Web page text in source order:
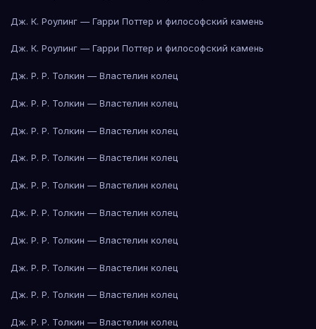
Дж. К. Роулинг — Гарри Поттер и философский камень
Дж. К. Роулинг — Гарри Поттер и философский камень
Дж. Р. Р. Толкин — Властелин колец
Дж. Р. Р. Толкин — Властелин колец
Дж. Р. Р. Толкин — Властелин колец
Дж. Р. Р. Толкин — Властелин колец
Дж. Р. Р. Толкин — Властелин колец
Дж. Р. Р. Толкин — Властелин колец
Дж. Р. Р. Толкин — Властелин колец
Дж. Р. Р. Толкин — Властелин колец
Дж. Р. Р. Толкин — Властелин колец
Дж. Р. Р. Толкин — Властелин колец